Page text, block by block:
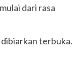
dari rasa
terbuka.